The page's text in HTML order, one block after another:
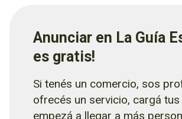
Anunciar en La Guía
es gratis!
Si tenés un comercio, sos
ofrecés un servicio, cargá
empezá a llegar a más